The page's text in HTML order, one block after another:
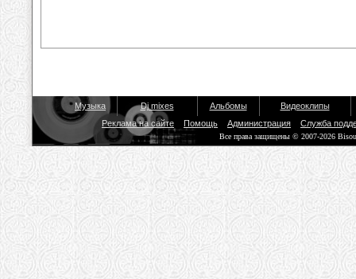
Музыка Dj mixes Альбомы
Видеоклипы
Реклама на сайте
Помощь Администрация Служба
Все права защищены © 2007-2026